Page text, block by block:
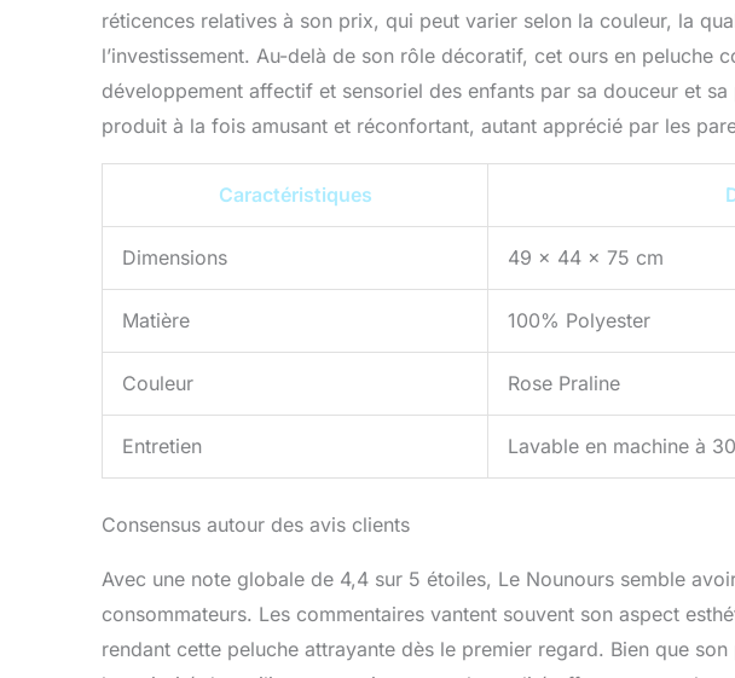
réticences relatives à son prix, qui peut varier selon la couleur, la
l’investissement. Au-delà de son rôle décoratif, cet ours en peluche
développement affectif et sensoriel des enfants par sa douceur et sa
produit à la fois amusant et réconfortant, autant apprécié par les
Caractéristiques
Dimensions 49 x 44 x 75 cm
Matière 100% Polyester
Couleur Rose Praline
Entretien Lavable en machine à
Consensus autour des avis clients
Avec une note globale de 4,4 sur 5 étoiles, Le Nounours semble
consommateurs. Les commentaires vantent souvent son aspect
rendant cette peluche attrayante dès le premier regard. Bien que